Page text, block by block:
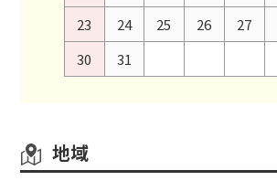
23
24 25 26 27
30
31
地域